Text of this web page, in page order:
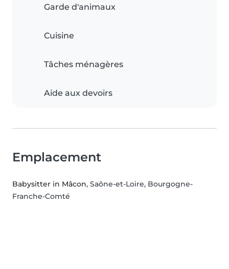
Garde d'animaux
Cuisine
Tâches ménagères
Aide aux devoirs
Emplacement
Babysitter in Mâcon, Saône-et-Loire, Bourgogne-
Franche-Comté